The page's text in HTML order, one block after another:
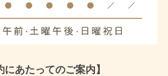
にあたってのご案内】